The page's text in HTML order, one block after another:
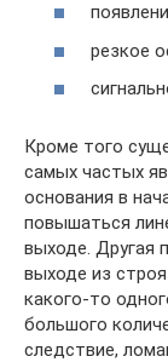
резкое
Кроме того
самых частых
основания в
повышаться
выходе. Другая
выходе из
какого-то
большого
следствие,